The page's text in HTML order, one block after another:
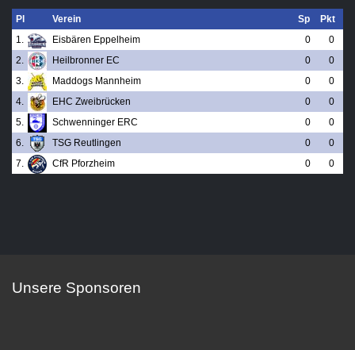
Pl Verein Sp
Pkt
1.
Eisbären Eppelheim 0
0
2.
Heilbronner EC 0
0
3.
Maddogs Mannheim 0
0
4.
EHC Zweibrücken 0
0
5.
Schwenninger ERC 0
0
6.
TSG Reutlingen 0
0
7.
CfR Pforzheim 0 0
Unsere Sponsoren